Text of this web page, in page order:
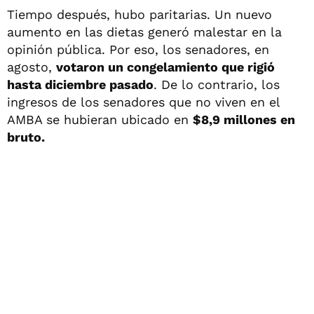
Tiempo después, hubo paritarias. Un nuevo
aumento en las dietas generó malestar en la
opinión pública. Por eso, los senadores, en
agosto, votaron un congelamiento que rigió
hasta diciembre pasado. De lo contrario, los
ingresos de los senadores que no viven en el
AMBA se hubieran ubicado en $8,9 millones en
bruto.